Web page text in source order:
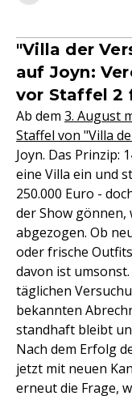
"Villa der
auf Joyn:
vor Staffel 2
Ab dem 3. August
Staffel von "Villa
Joyn. Das Prinzip:
eine Villa ein und
250.000 Euro -
der Show gönnen,
abgezogen. Ob
oder frische
davon ist
täglichen
bekannten
standhaft bleibt
Nach dem Erfolg
jetzt mit neuen
erneut die Frage,